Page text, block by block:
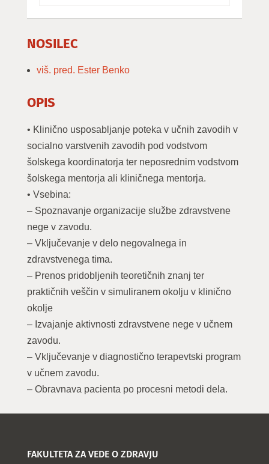
NOSILEC
viš. pred. Ester Benko
OPIS
• Klinično usposabljanje poteka v učnih zavodih v
socialno varstvenih zavodih pod vodstvom
šolskega koordinatorja ter neposrednim vodstvom
šolskega mentorja ali kliničnega mentorja.
• Vsebina:
– Spoznavanje organizacije službe zdravstvene
nege v zavodu.
– Vključevanje v delo negovalnega in
zdravstvenega tima.
– Prenos pridobljenih teoretičnih znanj ter
praktičnih veščin v simuliranem okolju v klinično
okolje
– Izvajanje aktivnosti zdravstvene nege v učnem
zavodu.
– Vključevanje v diagnostično terapevtski program
v učnem zavodu.
– Obravnava pacienta po procesni metodi dela.
FAKULTETA ZA VEDE O ZDRAVJU